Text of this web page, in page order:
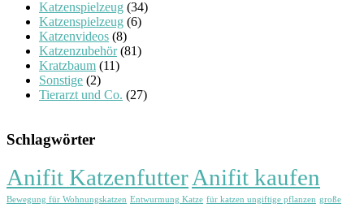
Katzenspielzeug (34)
Katzenspielzeug (6)
Katzenvideos (8)
Katzenzubehör(81)
Kratzbaum (11)
Sonstige (2)
Tierarzt und Co. (27)
Schlagwörter
Anifit KatzenfutterAnifit kaufen
Bewegung für Wohnungskatzen Entwurmung Katze für katzen ungiftige pflanzen große